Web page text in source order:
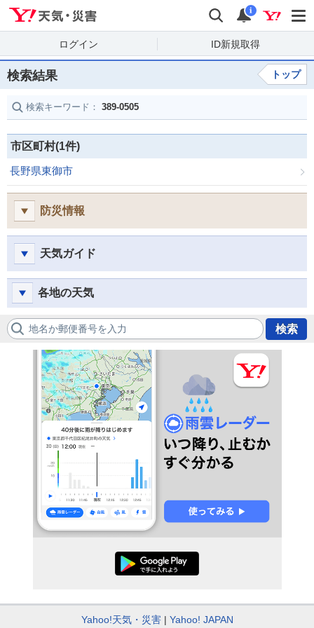
検索 通知
i
ログイン ID新規取得
検索結果 トップ
検索キーワード： 389-0505
市区町村(1件)
長野県東御市
防災情報
天気ガイド
各地の天気
地名か郵便番号を入力 検索
Yahoo!天気・災害 Yahoo! JAPAN